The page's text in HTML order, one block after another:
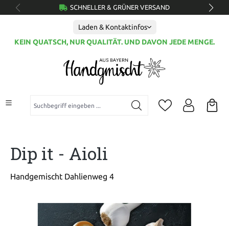
springen SCHNELLER & GRÜNER VERSAND
Laden & Kontaktinfos
KEIN QUATSCH, NUR QUALITÄT. UND DAVON JEDE MENGE.
Suchbegriff eingeben ...
Dip it - Aioli
Handgemischt Dahlienweg 4
Bildergalerie überspringen